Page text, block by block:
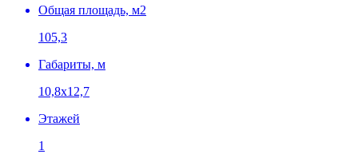
Общая площадь, м2
105,3
Габариты, м
10,8х12,7
Этажей
1